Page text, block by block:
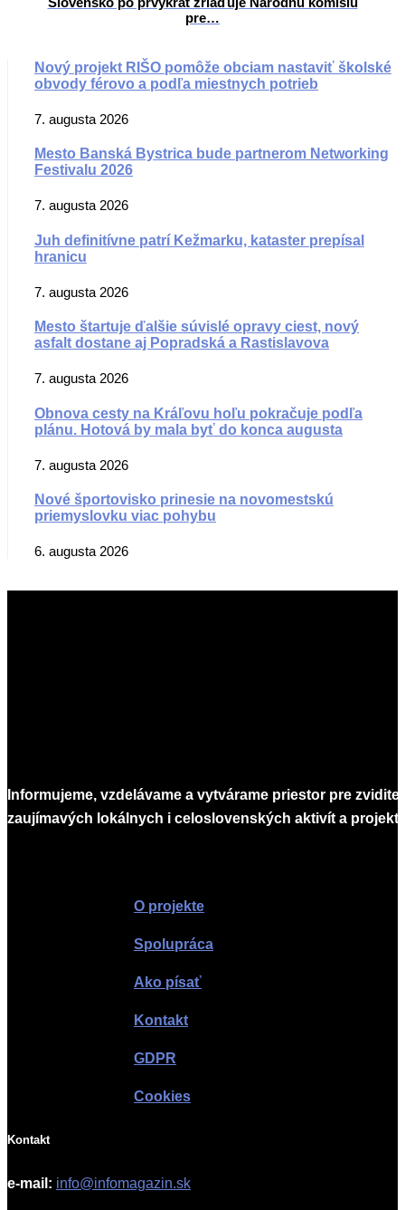
pre…
Nový projekt RIŠO pomôže obciam nastaviť školské
obvody férovo a podľa miestnych potrieb
7. augusta 2026
Mesto Banská Bystrica bude partnerom Networking
Festivalu 2026
7. augusta 2026
Juh definitívne patrí Kežmarku, kataster prepísal
hranicu
7. augusta 2026
Mesto štartuje ďalšie súvislé opravy ciest, nový
asfalt dostane aj Popradská a Rastislavova
7. augusta 2026
Obnova cesty na Kráľovu hoľu pokračuje podľa
plánu. Hotová by mala byť do konca augusta
7. augusta 2026
Nové športovisko prinesie na novomestskú
priemyslovku viac pohybu
6. augusta 2026
Informujeme, vzdelávame a vytvárame priestor pre
zaujímavých lokálnych i celoslovenských aktivít a
O projekte
Spolupráca
Ako písať
Kontakt
GDPR
Cookies
Kontakt
e-mail: info@infomagazin.sk